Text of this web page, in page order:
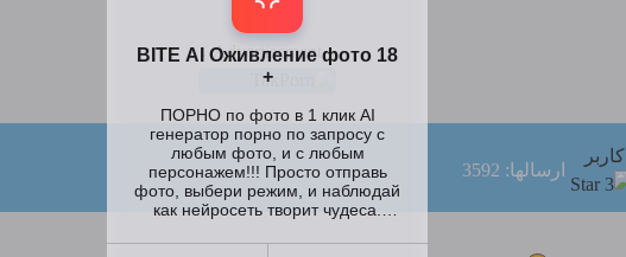
↓ Advertisement ↓
کاربر
ارسالها: 3592